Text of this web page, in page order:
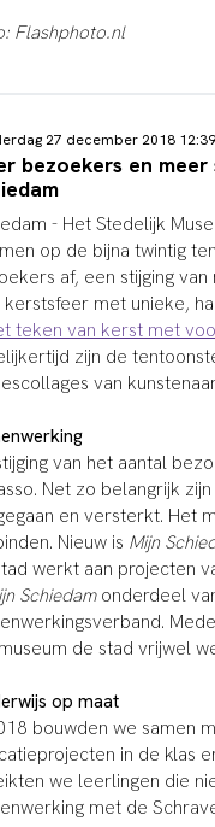
Flashphoto.nl
27 december 2018 12:39
bezoekers en
- Het Stedelijk
op de bijna twintig
af, een stijging
kerstsfeer met unieke,
teken van kerst met
zijn de
van
van het aantal
Net zo belangrijk
en versterkt. Het
Nieuw is Mijn
werkt aan projecten
Schiedam onderdeel
de stad vrijwel
op maat
bouwden we samen
in de klas
we leerlingen die
met de